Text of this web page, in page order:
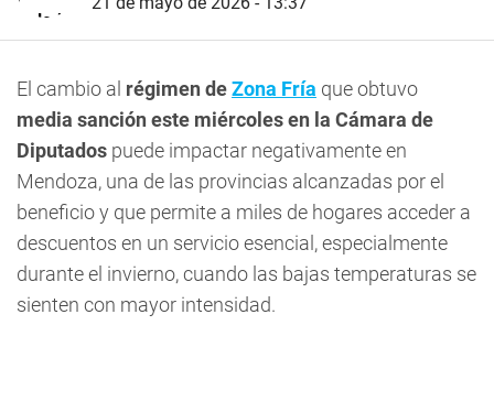
El cambio al régimen deZona Fría que obtuvo
media sanción este miércoles en la Cámara de
Diputados puede impactar negativamente en
Mendoza, una de las provincias alcanzadas por el
beneficio y que permite a miles de hogares acceder a
descuentos en un servicio esencial, especialmente
durante el invierno, cuando las bajas temperaturas se
sienten con mayor intensidad.